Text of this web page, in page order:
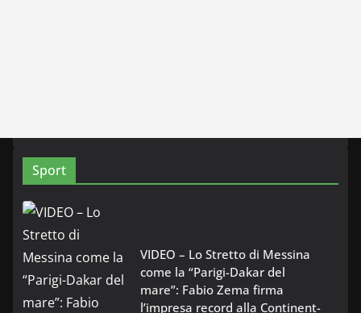
Sport
VIDEO – Lo Stretto di Messina
come la “Parigi-Dakar del
mare”: Fabio Zema firma
l’impresa record alla Continent-